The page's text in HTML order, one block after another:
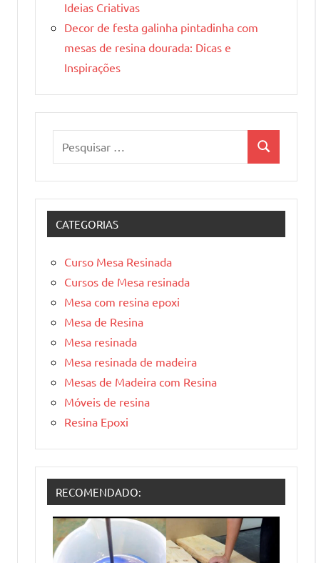
Ideias Criativas
Decor de festa galinha pintadinha com
mesas de resina dourada: Dicas e
Inspirações
Pesquisa
CATEGORIAS
Curso Mesa Resinada
Cursos de Mesa resinada
Mesa com resina epoxi
Mesa de Resina
Mesa resinada
Mesa resinada de madeira
Mesas de Madeira com Resina
Móveis de resina
Resina Epoxi
RECOMENDADO: